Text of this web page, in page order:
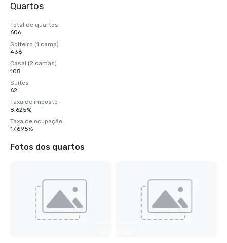
Quartos
Total de quartos
606
Solteiro (1 cama)
436
Casal (2 camas)
108
Suítes
62
Taxa de imposto
8,625%
Taxa de ocupação
17,695%
Fotos dos quartos